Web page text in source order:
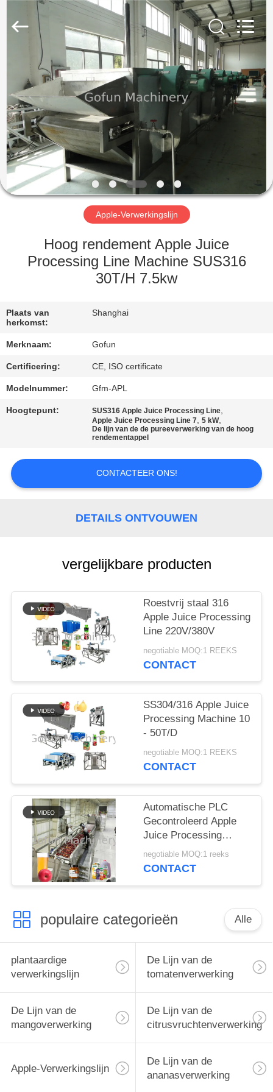
HUIS
PRODUCTEN
VIDEOS
VR-
SHOW
ONGEVEER
ONS
CONTACTEER
ONS
GEVALLEN
SITEMAP
PRIVACYBELEID
Ltd..
Apple-Verwerkingslijn
Hoog rendement Apple Juice
Processing Line Machine SUS316
30T/H 7.5kw
Plaats van
herkomst:
Shanghai
Merknaam: Gofun
Certificering: CE, ISO certificate
Modelnummer: Gfm-APL
Hoogtepunt: SUS316 Apple Juice Processing Line,
Apple Juice Processing Line 7,5 kW,
De lijn van de de pureeverwerking van de hoog
rendementappel
CONTACTEER ONS!
DETAILS ONTVOUWEN
vergelijkbare producten
Roestvrij staal 316
Apple Juice Processing
Line 220V/380V
negotiable MOQ:1 REEKS
CONTACT
SS304/316 Apple Juice
Processing Machine 10
- 50T/D
negotiable MOQ:1 REEKS
CONTACT
Automatische PLC
Gecontroleerd Apple
Juice Processing
Machine 0.5T/H -
30T/H
negotiable MOQ:1 reeks
CONTACT
populaire categorieën Alle
plantaardige
verwerkingslijn
De Lijn van de
tomatenverwerking
De Lijn van de
mangoverwerking
De Lijn van de
citrusvruchtenverwerking
Apple-Verwerkingslijn
De Lijn van de
ananasverwerking